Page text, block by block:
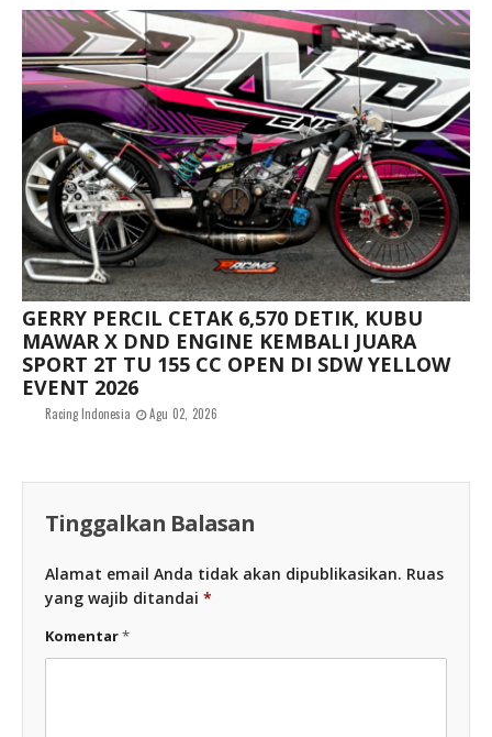
GERRY PERCIL CETAK 6,570 DETIK, KUBU
MAWAR X DND ENGINE KEMBALI JUARA
SPORT 2T TU 155 CC OPEN DI SDW YELLOW
EVENT 2026
Racing Indonesia Agu 02, 2026
Tinggalkan Balasan
Alamat email Anda tidak akan dipublikasikan. Ruas
yang wajib ditandai *
Komentar*